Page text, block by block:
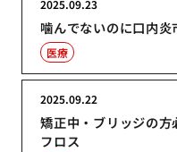
噛んでないのに口内
2025.09.23
医療
矯正中・ブリッジの
フロス
2025.09.22